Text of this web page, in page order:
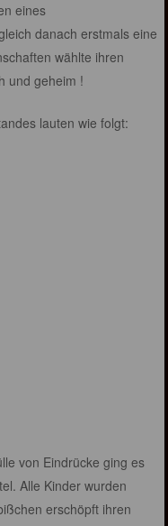
eines
danach erstmals eine
wählte ihren
und geheim !
lauten wie folgt:
von Eindrücke ging es
Alle Kinder wurden
erschöpft ihren